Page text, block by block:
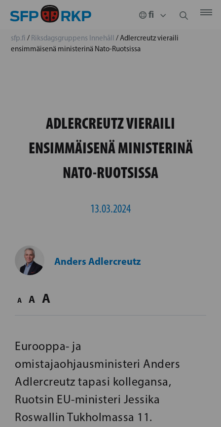
sfp.fi / Riksdagsgruppens Innehåll /Adlercreutz vieraili
ensimmäisenä ministerinä Nato-Ruotsissa
ADLERCREUTZ VIERAILI
ENSIMMÄISENÄ MINISTERINÄ
NATO-RUOTSISSA
13.03.2024
Anders Adlercreutz
A A A
Eurooppa- ja
omistajaohjausministeri Anders
Adlercreutz tapasi kollegansa,
Ruotsin EU-ministeri Jessika
Roswallin Tukholmassa 11.